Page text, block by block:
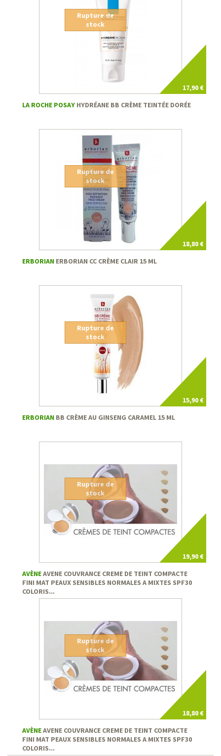
17,90 €
Rupture de
stock
LA ROCHE POSAY HYDRÉANE BB CRÈME TEINTÉE DORÉE
18,80 €
Rupture de
stock
ERBORIAN ERBORIAN CC CRÈME CLAIR 15 ML
15,90 €
Rupture de
stock
ERBORIAN BB CRÈME AU GINSENG CARAMEL 15 ML
19,90 €
Rupture de
stock
AVÈNEAVENE COUVRANCE CREME DE TEINT COMPACTE
FINI MAT PEAUX SENSIBLES NORMALES A MIXTES SPF30
COLORIS...
18,80 €
Rupture de
stock
AVÈNEAVENE COUVRANCE CREME DE TEINT COMPACTE
FINI MAT PEAUX SENSIBLES NORMALES A MIXTES SPF30
COLORIS...